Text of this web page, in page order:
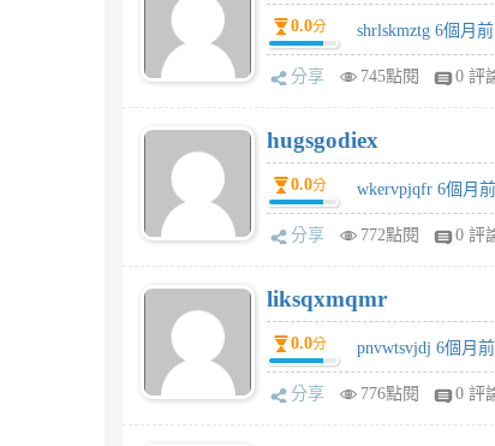
0.0分 shrlskmztg 6個月前
分享 745點閱 0 評
hugsgodiex
0.0分 wkervpjqfr 6個月前
分享 772點閱 0 評
liksqxmqmr
0.0分 pnvwtsvjdj 6個月前
分享 776點閱 0 評